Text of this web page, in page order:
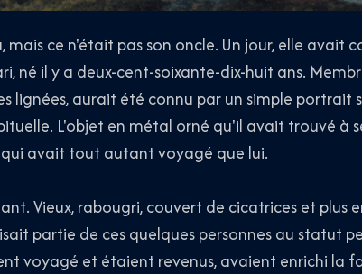
mais ce n'était pas son oncle. Un jour, elle avait
né il y a deux-cent-soixante-dix-huit ans.
lignées, aurait été connu par un simple portrait
L'objet en métal orné qu'il avait trouvé à
qui avait tout autant voyagé que lui.
Vieux, rabougri, couvert de cicatrices et plus
partie de ces quelques personnes au statut
voyagé et étaient revenus, avaient enrichi la